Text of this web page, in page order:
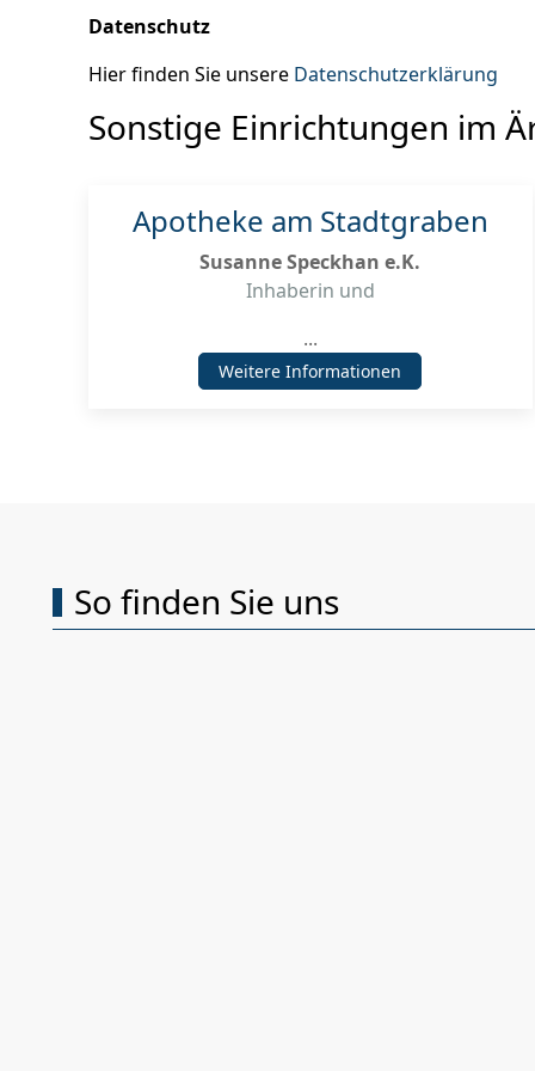
Datenschutz
Hier finden Sie unsere Datenschutzerklärung
Sonstige Einrichtungen im
Apotheke am Stadtgraben
Susanne Speckhan e.K.
Inhaberin und
...
Weitere Informationen
So finden Sie uns